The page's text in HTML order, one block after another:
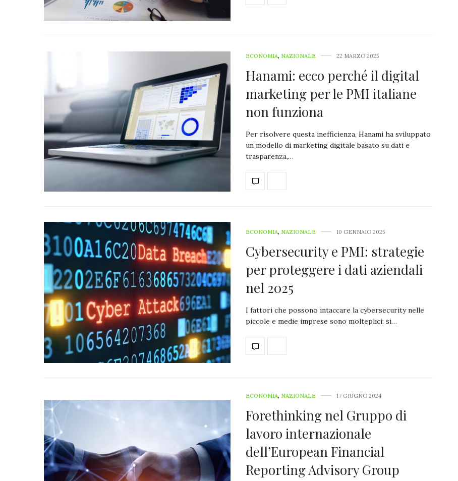
ECONOMIA, NAZIONALE 22 MARZO 2025
Hanami: ecco perché il digital
marketing per le PMI italiane
non funziona
Per risolvere questa inefficienza, Hanami ha sviluppato
un modello di marketing digitale basato su dati e
trasparenza,…
ECONOMIA, NAZIONALE 10 GENNAIO 2025
Cybersecurity e PMI: strategie
per proteggere i dati aziendali
nel 2025
I fattori che possono intaccare la cybersecurity nelle
piccole e medie imprese sono molteplici: si…
ECONOMIA, NAZIONALE 17 GIUGNO 2024
Forethinking nel Gruppo di
lavoro internazionale
dell’European Financial
Reporting Advisory Group